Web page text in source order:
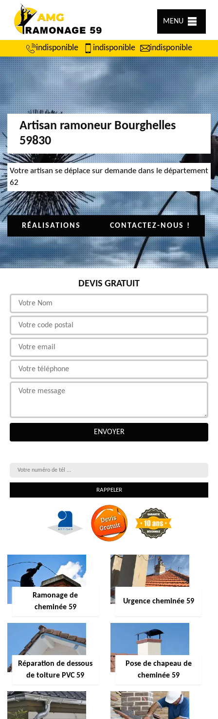
MENU
indisponible indisponible indisponible
Artisan ramoneur Bourghelles
59830
Votre artisan se déplace sur demande dans le département
62
RÉALISATIONS CONTACTEZ-NOUS !
DEVIS GRATUIT
Ramonage de
cheminée 59
Urgence cheminée 59
Réparation de dessous
de toiture PVC 59
Pose de chapeau de
cheminée 59